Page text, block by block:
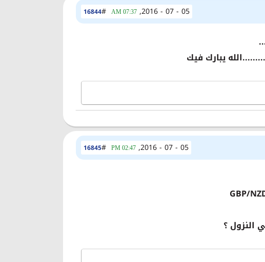
16844# 05 - 07 - 2016,
07:37 AM
يبارك فيك
16845# 05 - 07 - 2016,
02:47 PM
؟